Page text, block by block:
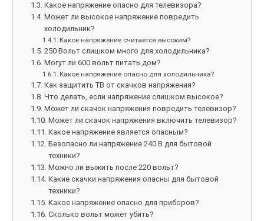
Какое напряжение опасно для телевизора?
Может ли высокое напряжение повредить
холодильник?
Какое напряжение считается высоким?
250 Вольт слишком много для холодильника?
Могут ли 600 вольт питать дом?
Какое напряжение опасно для холодильника?
Как защитить ТВ от скачков напряжения?
Что делать, если напряжение слишком высокое?
Может ли скачок напряжения повредить телевизор?
Может ли скачок напряжения включить телевизор?
Какое напряжение является опасным?
Безопасно ли напряжение 240 В для бытовой
техники?
Можно ли выжить после 220 вольт?
Какие скачки напряжения опасны для бытовой
техники?
Какое напряжение опасно для приборов?
Сколько вольт может убить?